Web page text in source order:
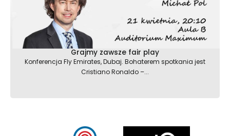
Grajmy zawsze fair play
Konferencja Fly Emirates, Dubaj. Bohaterem spotkania jest
Cristiano Ronaldo –...